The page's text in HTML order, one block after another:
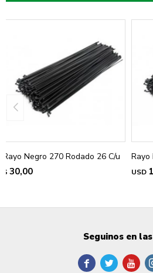
Rayo Negro 270 Rodado 26 C/u
$ 30,00
Rayo
USD 1
Seguinos en
  